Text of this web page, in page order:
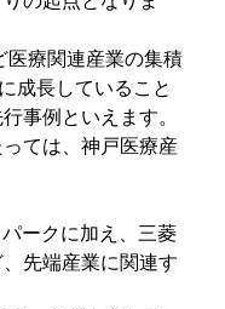
医療関連産業の集積
成長していること
事例といえます。
ては、神戸医療産
ークに加え、三菱
先端産業に関連す